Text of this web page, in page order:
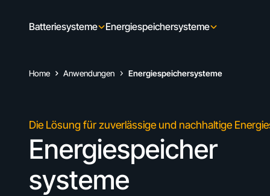
Batteriesysteme Energiespeichersysteme
Home Anwendungen Energiespeichersysteme
Die Lösung für zuverlässige und nachhaltige
Energiespeicher
systeme